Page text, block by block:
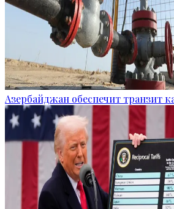
Азербайджан обеспечит транзит